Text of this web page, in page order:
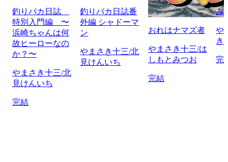
釣りバカ日誌
特別入門編 〜
浜崎ちゃんは何
故ヒーローなの
か？〜
やまさき十三/北
見けんいち
完結
釣りバカ日誌番
外編 シャドーマ
ン
やまさき十三/北
見けんいち
おれはナマズ者
やまさき十三/は
しもとみつお
完結
み
や
き
完